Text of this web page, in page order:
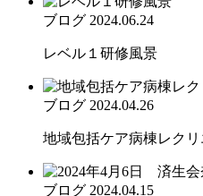
ブログ 2024.06.24
レベル１研修風景
ブログ 2024.04.26
地域包括ケア病棟レク
ブログ 2024.04.15